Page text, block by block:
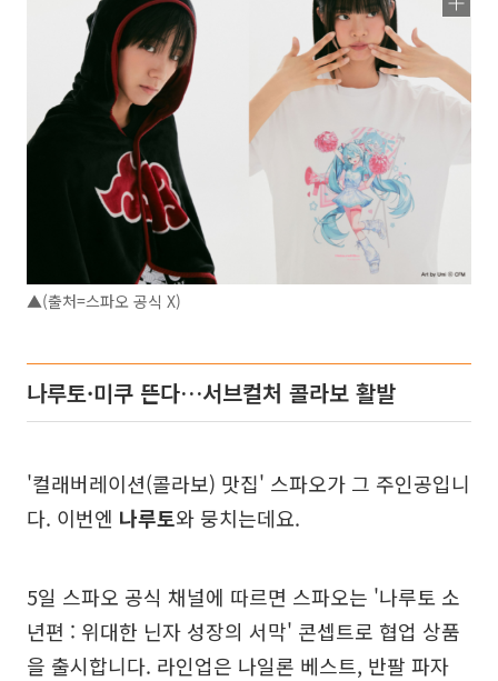
▲(출처=스파오 공식 X)
나루토·미쿠 뜬다…서브컬처 콜라보 활발
'컬래버레이션(콜라보) 맛집' 스파오가 그 주인공입니
다. 이번엔 나루토와 뭉치는데요.
5일 스파오 공식 채널에 따르면 스파오는 '나루토 소
년편 : 위대한 닌자 성장의 서막' 콘셉트로 협업 상품
을 출시합니다. 라인업은 나일론 베스트, 반팔 파자